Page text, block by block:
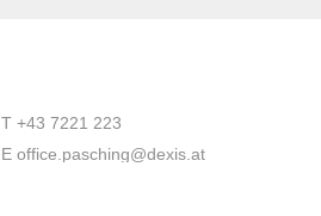
T +43 7221 223
E office.pasching@dexis.at